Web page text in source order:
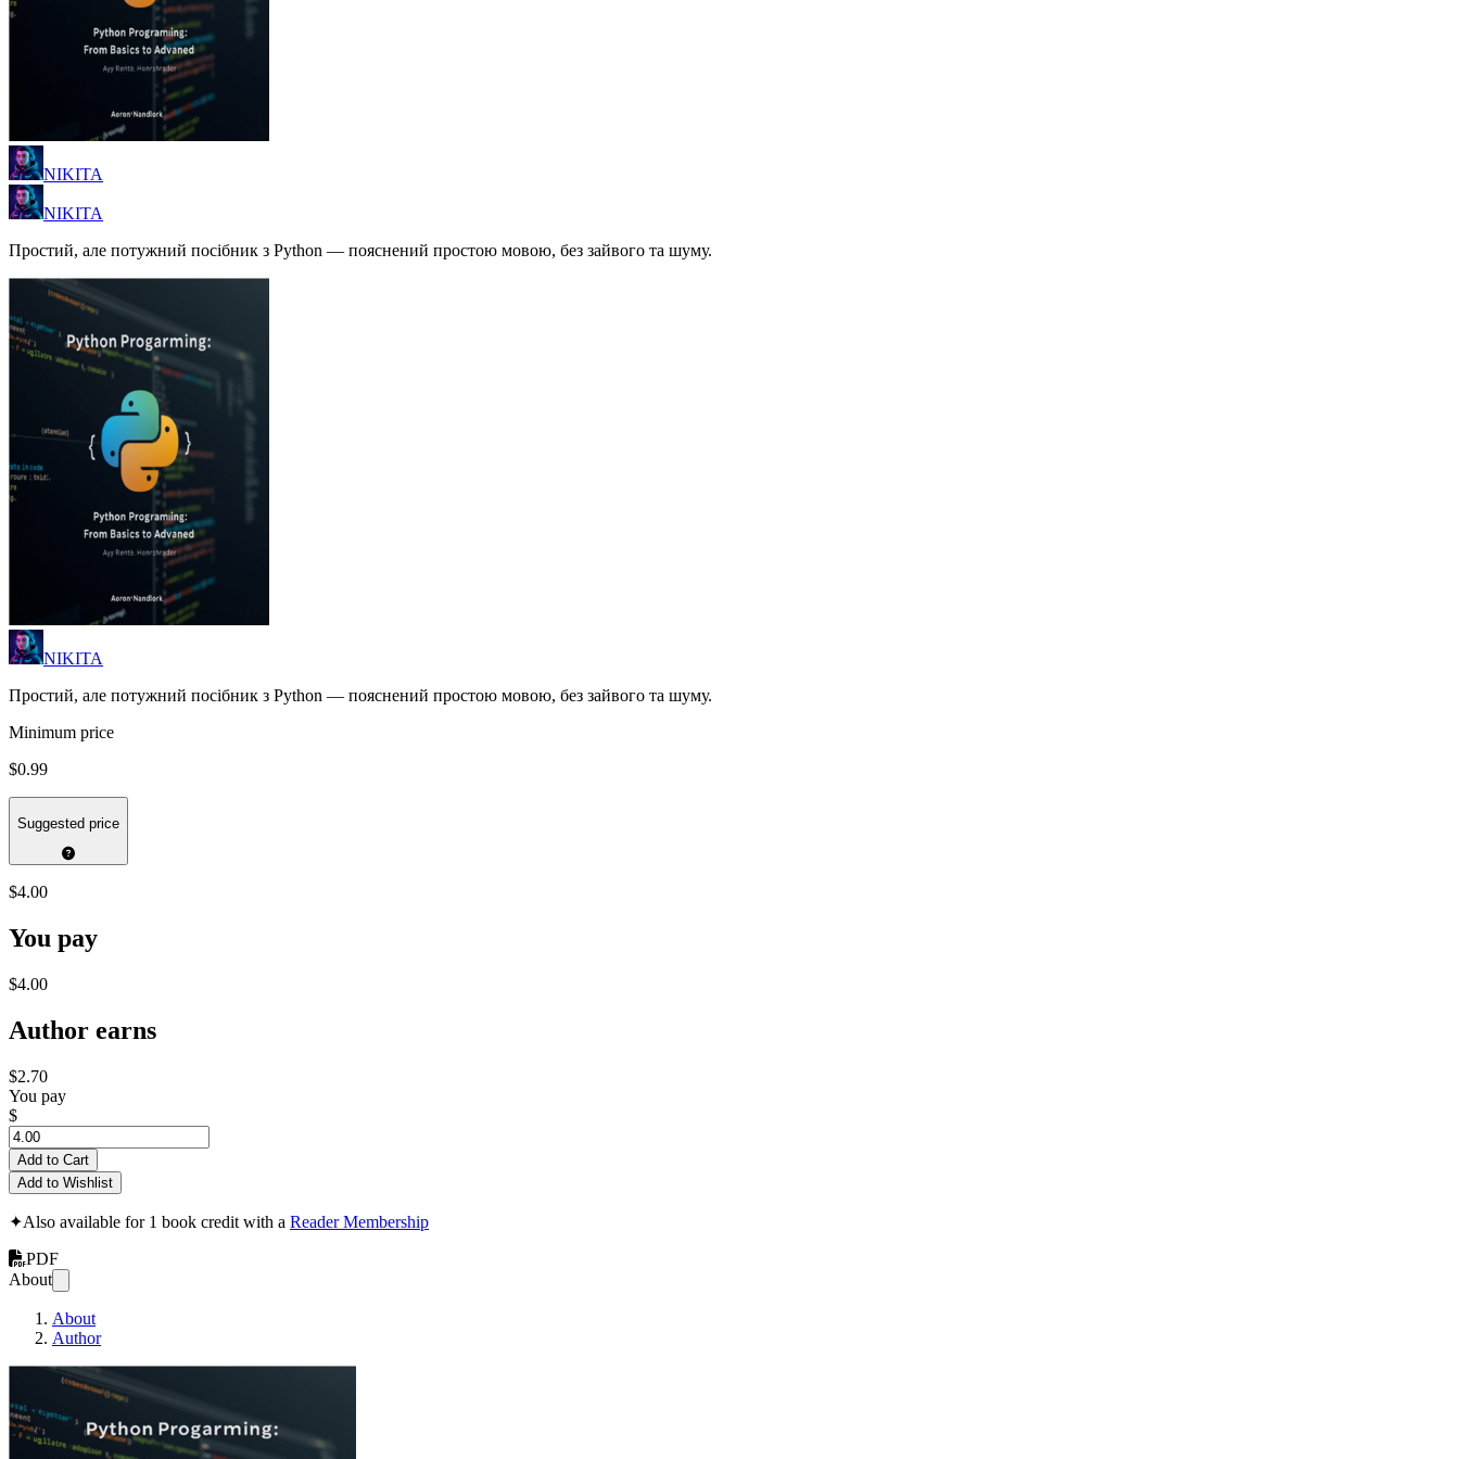
NIKITA
NIKITA
Простий, але потужний посібник з Python — пояснений простою мовою, без зайвого та шуму.
NIKITA
Простий, але потужний посібник з Python — пояснений простою мовою, без зайвого та шуму.
Minimum price
$0.99
Suggested price
$4.00
You pay
$4.00
Author earns
$2.70
You pay
$
Add to Cart
Add to Wishlist
✦Also available for 1 book credit with a Reader Membership
PDF
About
About
Author